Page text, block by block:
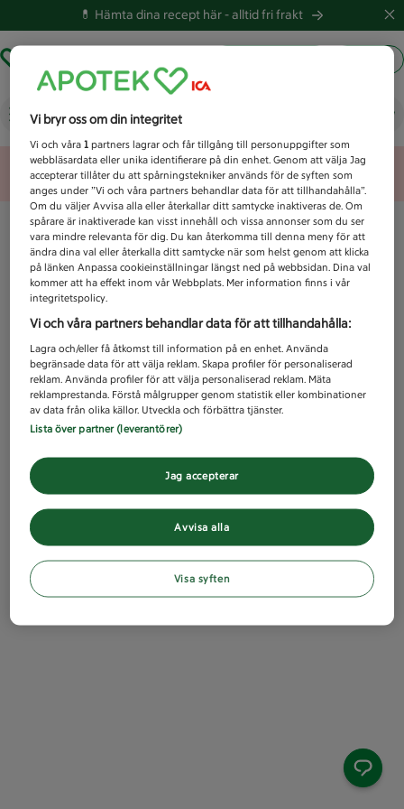
💊 Hämta dina recept här -alltid fri frakt
Vad letar du efter idag?
Unknown error
Vi bryr oss om din integritet
Vi och våra1 partners lagrar och får tillgång till personuppgifter som
webbläsardata eller unika identifierare på din enhet. Genom att välja Jag
accepterar tillåter du att spårningstekniker används för de syften som
anges under ”Vi och våra partners behandlar data för att tillhandahålla”.
Om du väljer Avvisa alla eller återkallar ditt samtycke inaktiveras de. Om
spårare är inaktiverade kan visst innehåll och vissa annonser som du ser
vara mindre relevanta för dig. Du kan återkomma till denna meny för att
ändra dina val eller återkalla ditt samtycke när som helst genom att klicka
på länken Anpassa cookieinställningar längst ned på webbsidan. Dina val
kommer att ha effekt inom vår Webbplats. Mer information finns i vår
integritetspolicy.
Vi och våra partners behandlar data för att tillhandahålla:
Lagra och/eller få åtkomst till information på en enhet. Använda
begränsade data för att välja reklam. Skapa profiler för personaliserad
reklam. Använda profiler för att välja personaliserad reklam. Mäta
reklamprestanda. Förstå målgrupper genom statistik eller kombinationer
av data från olika källor. Utveckla och förbättra tjänster.
Lista över partner (leverantörer)
Avvisa alla
Jag accepterar
Visa syften